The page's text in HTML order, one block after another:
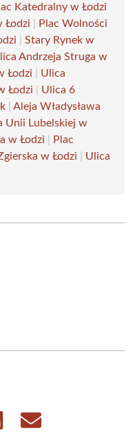
Katedralny w Łodzi
Łodzi
Plac Wolności
Stary Rynek w
Andrzeja Struga w
Łodzi
Ulica
Łodzi
Ulica 6
Aleja Władysława
Unii Lubelskiej w
w Łodzi
Plac
w Łodzi
Ulica
Share